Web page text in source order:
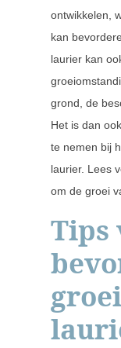
ontwikkelen,
kan
laurier kan
grond, de
Het is dan
te nemen bij
laurier. Lees
om de groei
Tips